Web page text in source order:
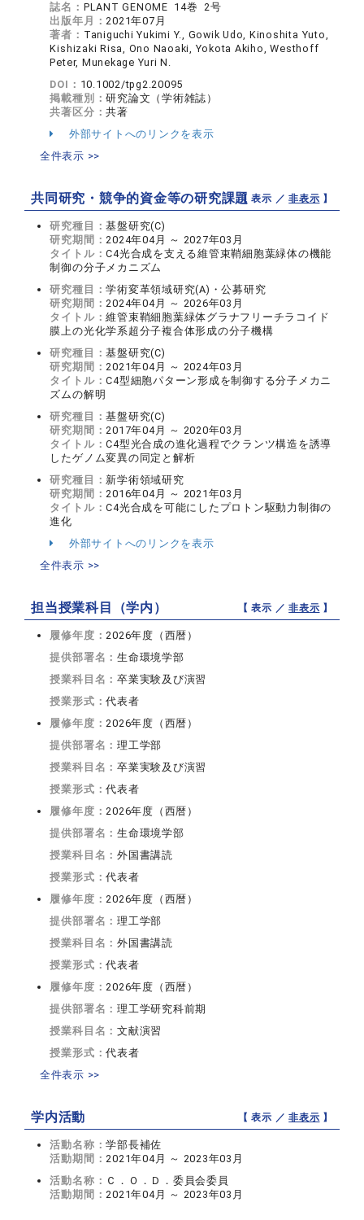
誌名： PLANT GENOME 14巻 2号
出版年月：2021年07月
著者： Taniguchi Yukimi Y., Gowik Udo, Kinoshita Yuto,
Kishizaki Risa, Ono Naoaki, Yokota Akiho, Westhoff
Peter, Munekage Yuri N.
DOI： 10.1002/tpg2.20095
掲載種別：研究論文（学術雑誌）
共著区分：共著
外部サイトへのリンクを表示
全件表示 >>
共同研究・競争的資金等の研究課題【 表示 ／非表示 】
研究種目：基盤研究(C)
研究期間：2024年04月 ～ 2027年03月
タイトル：C4光合成を支える維管束鞘細胞葉緑体の機能
制御の分子メカニズム
研究種目：学術変革領域研究(A)・公募研究
研究期間：2024年04月 ～ 2026年03月
タイトル：維管束鞘細胞葉緑体グラナフリーチラコイド
膜上の光化学系超分子複合体形成の分子機構
研究種目：基盤研究(C)
研究期間：2021年04月 ～ 2024年03月
タイトル：C4型細胞パターン形成を制御する分子メカニ
ズムの解明
研究種目：基盤研究(C)
研究期間：2017年04月 ～ 2020年03月
タイトル：C4型光合成の進化過程でクランツ構造を誘導
したゲノム変異の同定と解析
研究種目： 新学術領域研究
研究期間：2016年04月 ～ 2021年03月
タイトル：C4光合成を可能にしたプロトン駆動力制御の
進化
外部サイトへのリンクを表示
全件表示 >>
担当授業科目（学内） 【 表示 ／非表示 】
履修年度：2026年度（西暦）
提供部署名：生命環境学部
授業科目名：卒業実験及び演習
授業形式：代表者
履修年度：2026年度（西暦）
提供部署名：理工学部
授業科目名：卒業実験及び演習
授業形式：代表者
履修年度：2026年度（西暦）
提供部署名：生命環境学部
授業科目名：外国書講読
授業形式：代表者
履修年度：2026年度（西暦）
提供部署名：理工学部
授業科目名：外国書講読
授業形式：代表者
履修年度：2026年度（西暦）
提供部署名：理工学研究科前期
授業科目名：文献演習
授業形式：代表者
全件表示 >>
学内活動 【 表示 ／非表示 】
活動名称：学部長補佐
活動期間：2021年04月 ～ 2023年03月
活動名称： Ｃ．Ｏ．Ｄ．委員会委員
活動期間：2021年04月 ～ 2023年03月